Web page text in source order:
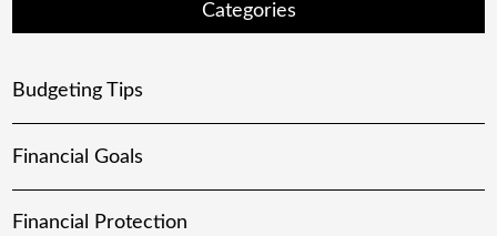
Categories
Budgeting Tips
Financial Goals
Financial Protection